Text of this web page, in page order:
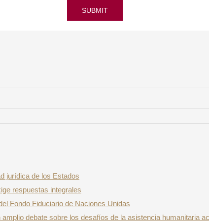
SUBMIT
jurídica de los Estados
respuestas integrales
Fondo Fiduciario de Naciones Unidas
debate sobre los desafíos de la asistencia humanitaria